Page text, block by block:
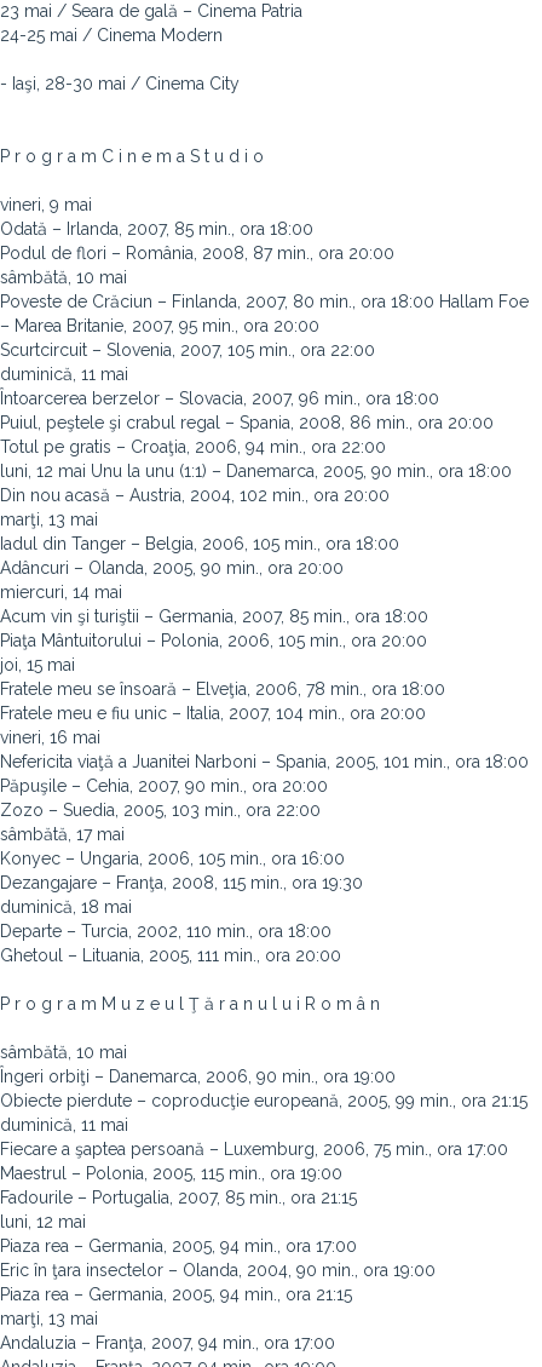
23 mai / Seara de gală – Cinema Patria
24-25 mai / Cinema Modern
- Iaşi, 28-30 mai / Cinema City
P r o g r a m C i n e m a S t u d i o
vineri, 9 mai
Odată – Irlanda, 2007, 85 min., ora 18:00
Podul de flori – România, 2008, 87 min., ora 20:00
sâmbătă, 10 mai
Poveste de Crăciun – Finlanda, 2007, 80 min., ora 18:00 Hallam Foe
– Marea Britanie, 2007, 95 min., ora 20:00
Scurtcircuit – Slovenia, 2007, 105 min., ora 22:00
duminică, 11 mai
Întoarcerea berzelor – Slovacia, 2007, 96 min., ora 18:00
Puiul, peştele şi crabul regal – Spania, 2008, 86 min., ora 20:00
Totul pe gratis – Croaţia, 2006, 94 min., ora 22:00
luni, 12 mai Unu la unu (1:1) – Danemarca, 2005, 90 min., ora 18:00
Din nou acasă – Austria, 2004, 102 min., ora 20:00
marţi, 13 mai
Iadul din Tanger – Belgia, 2006, 105 min., ora 18:00
Adâncuri – Olanda, 2005, 90 min., ora 20:00
miercuri, 14 mai
Acum vin şi turiştii – Germania, 2007, 85 min., ora 18:00
Piaţa Mântuitorului – Polonia, 2006, 105 min., ora 20:00
joi, 15 mai
Fratele meu se însoară – Elveţia, 2006, 78 min., ora 18:00
Fratele meu e fiu unic – Italia, 2007, 104 min., ora 20:00
vineri, 16 mai
Nefericita viaţă a Juanitei Narboni – Spania, 2005, 101 min., ora 18:00
Păpuşile – Cehia, 2007, 90 min., ora 20:00
Zozo – Suedia, 2005, 103 min., ora 22:00
sâmbătă, 17 mai
Konyec – Ungaria, 2006, 105 min., ora 16:00
Dezangajare – Franţa, 2008, 115 min., ora 19:30
duminică, 18 mai
Departe – Turcia, 2002, 110 min., ora 18:00
Ghetoul – Lituania, 2005, 111 min., ora 20:00
P r o g r a m M u z e u l Ţ ă r a n u l u i R o m â n
sâmbătă, 10 mai
Îngeri orbiţi – Danemarca, 2006, 90 min., ora 19:00
Obiecte pierdute – coproducţie europeană, 2005, 99 min., ora 21:15
duminică, 11 mai
Fiecare a şaptea persoană – Luxemburg, 2006, 75 min., ora 17:00
Maestrul – Polonia, 2005, 115 min., ora 19:00
Fadourile – Portugalia, 2007, 85 min., ora 21:15
luni, 12 mai
Piaza rea – Germania, 2005, 94 min., ora 17:00
Eric în ţara insectelor – Olanda, 2004, 90 min., ora 19:00
Piaza rea – Germania, 2005, 94 min., ora 21:15
marţi, 13 mai
Andaluzia – Franţa, 2007, 94 min., ora 17:00